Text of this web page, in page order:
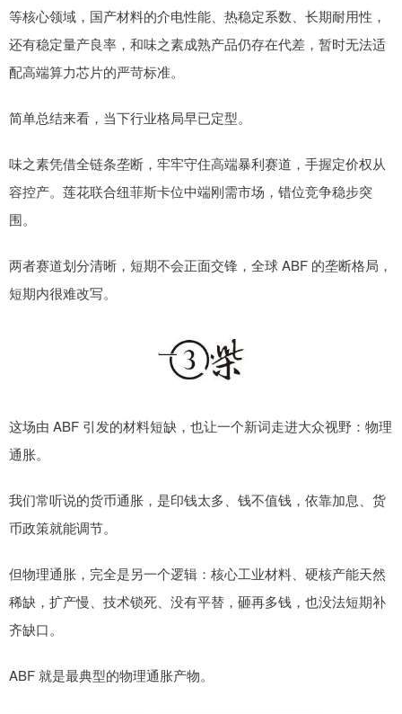
等核心领域，国产材料的介电性能、热稳定系数、长期耐用性，
还有稳定量产良率，和味之素成熟产品仍存在代差，暂时无法适
配高端算力芯片的严苛标准。
简单总结来看，当下行业格局早已定型。
味之素凭借全链条垄断，牢牢守住高端暴利赛道，手握定价权从
容控产。莲花联合纽菲斯卡位中端刚需市场，错位竞争稳步突
围。
两者赛道划分清晰，短期不会正面交锋，全球 ABF 的垄断格局，
短期内很难改写。
这场由 ABF 引发的材料短缺，也让一个新词走进大众视野：物理
通胀。
我们常听说的货币通胀，是印钱太多、钱不值钱，依靠加息、货
币政策就能调节。
但物理通胀，完全是另一个逻辑：核心工业材料、硬核产能天然
稀缺，扩产慢、技术锁死、没有平替，砸再多钱，也没法短期补
齐缺口。
ABF 就是最典型的物理通胀产物。